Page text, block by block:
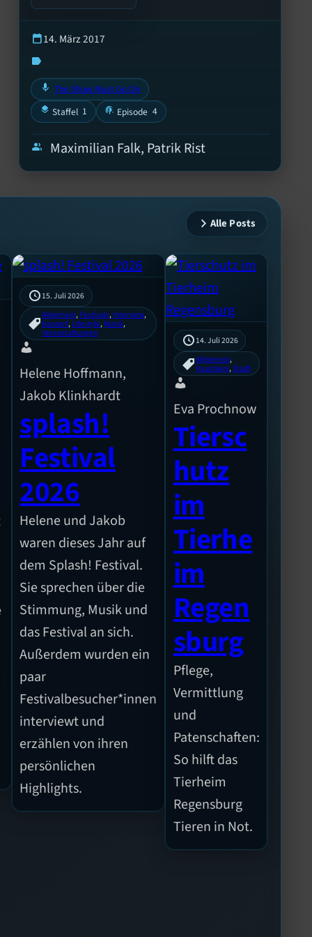
calendar_today14. März 2017
label
mic The Show Must Go On
layers Staffel 1 podcasts Episode 4
group Maximilian Falk, Patrik Rist
Alle Posts
15. Juli 2026
Allgemein, Festivals, Interview
Konzert, Lifestyle, Musik
Veranstaltungen
Helene Hoffmann,
Jakob Klinkhardt
splash!
Festival
2026
Helene und Jakob
waren dieses Jahr auf
dem Splash! Festival.
Sie sprechen über die
Stimmung, Musik und
das Festival an sich.
Außerdem wurden ein
paar
Festivalbesucher*innen
interviewt und
erzählen von ihren
persönlichen
Highlights.
14. Juli 2026
Allgemein,
Haustiere, Stadt
Eva Prochnow
Tiersc
hutz
im
Tierhe
im
Regen
sburg
Pflege,
Vermittlung
und
Patenschaften:
So hilft das
Tierheim
Regensburg
Tieren in Not.